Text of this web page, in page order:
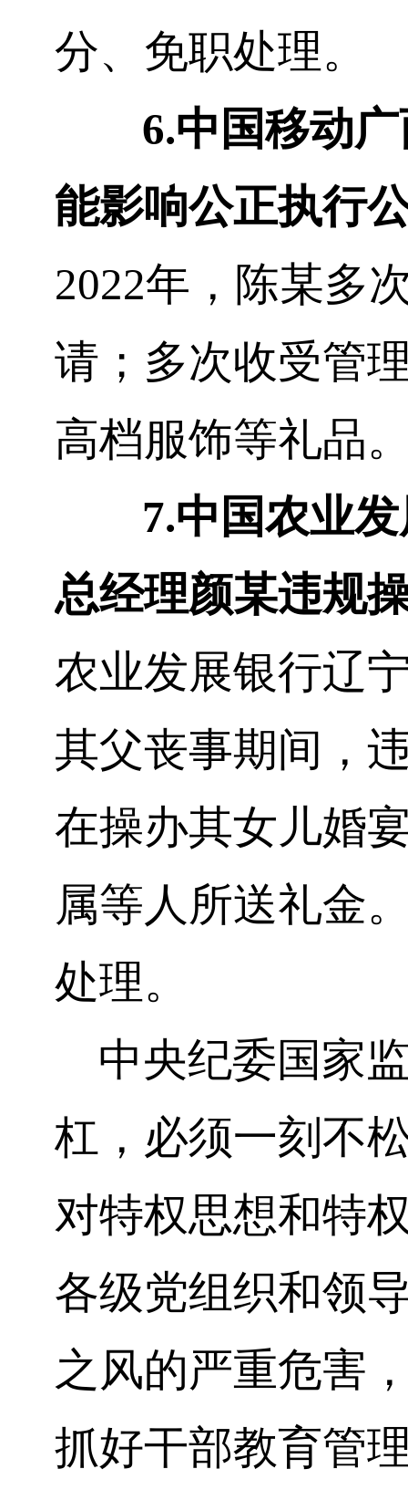
分、免职处理。
6.中国移动
能影响公正执行
2022年，陈某多
请；多次收受管
高档服饰等礼品
7.中国农业
总经理颜某违规
农业发展银行辽
其父丧事期间，
在操办其女儿婚
属等人所送礼金
处理。
中央纪委国家
杠，必须一刻不
对特权思想和特
各级党组织和领
之风的严重危害
抓好干部教育管